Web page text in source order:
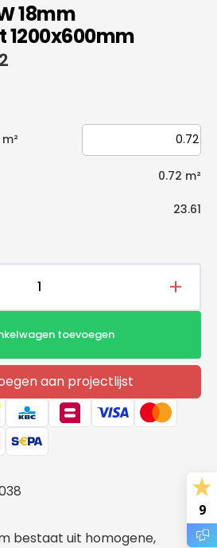
18mm
2
0.72 m²
23.61
Aantal
Brio
18mm
toevoegen
aan projectlijst
bestaat uit homogene,
9